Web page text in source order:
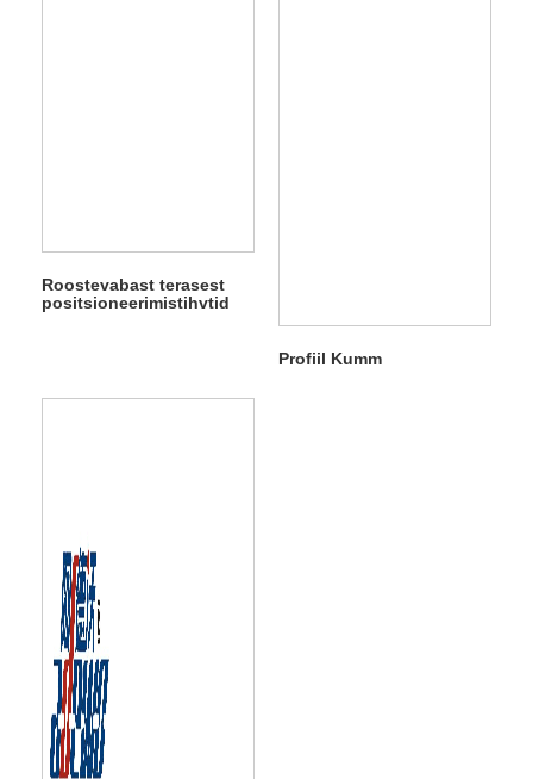
Roostevabast terasest
positsioneerimistihvtid
Profiil Kumm